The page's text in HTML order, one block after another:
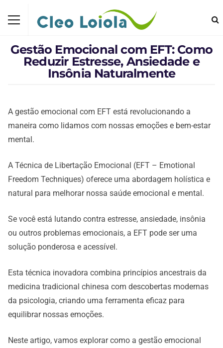
Gestão Emocional com EFT: Como
Reduzir Estresse, Ansiedade e
Insônia Naturalmente
A gestão emocional com EFT está revolucionando a
maneira como lidamos com nossas emoções e bem-estar
mental.
A Técnica de Libertação Emocional (EFT – Emotional
Freedom Techniques) oferece uma abordagem holística e
natural para melhorar nossa saúde emocional e mental.
Se você está lutando contra estresse, ansiedade, insônia
ou outros problemas emocionais, a EFT pode ser uma
solução ponderosa e acessível.
Esta técnica inovadora combina princípios ancestrais da
medicina tradicional chinesa com descobertas modernas
da psicologia, criando uma ferramenta eficaz para
equilibrar nossas emoções.
Neste artigo, vamos explorar como a gestão emocional